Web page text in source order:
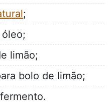
;
limão;
bolo de limão;